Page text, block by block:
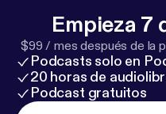
Empieza 7
$99 / mes después de la
Podcasts solo en
20 horas de
Podcast gratuitos